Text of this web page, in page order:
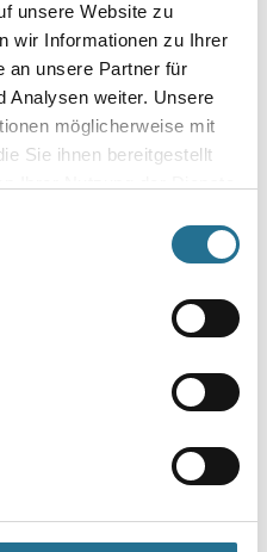
unsere Website zu
wir Informationen zu Ihrer
an unsere Partner für
Analysen weiter. Unsere
möglicherweise mit
Sie ihnen bereitgestellt